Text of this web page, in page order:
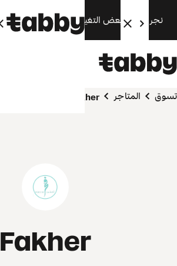
نجري الآن بعض التغييرات. سنعود قريبًا.
تسوق المتاجر Fakher
Fakher